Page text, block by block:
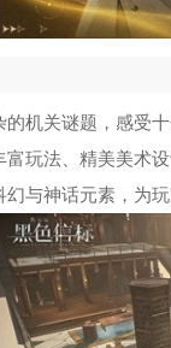
机关谜题，感受十
玩法、精美美术设
与神话元素，为